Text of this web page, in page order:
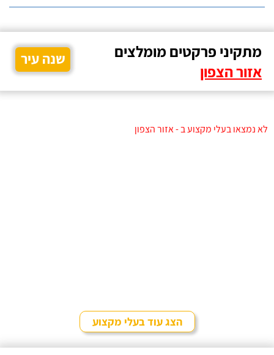
מתקיני פרקטים מומלצים
אזור הצפון
שנה עיר
לא נמצאו בעלי מקצוע ב - אזור הצפון
הצג עוד בעלי מקצוע